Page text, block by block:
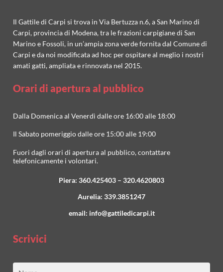
Il Gattile di Carpi si trova in Via Bertuzza n.6, a San Marino di
Carpi, provincia di Modena, tra le frazioni carpigiane di San
Marino e Fossoli, in un’ampia zona verde fornita dal Comune di
Carpi e da noi modificata ad hoc per ospitare al meglio i nostri
amati gatti, ampliata e rinnovata nel 2015.
Orari di apertura al pubblico
Dalla Domenica al Venerdì dalle ore 16:00 alle 18:00
Il Sabato pomeriggio dalle ore 15:00 alle 19:00
Fuori dagli orari di apertura al pubblico, contattare
telefonicamente i volontari.
Piera: 360.425403 – 320.4620803
Aurelia: 339.3851247
email: info@gattiledicarpi.it
Scrivici